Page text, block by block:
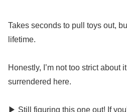
Takes seconds to pull toys out,
lifetime.
Honestly, I’m not too strict about
surrendered here.
▶ Still figuring this one out! If